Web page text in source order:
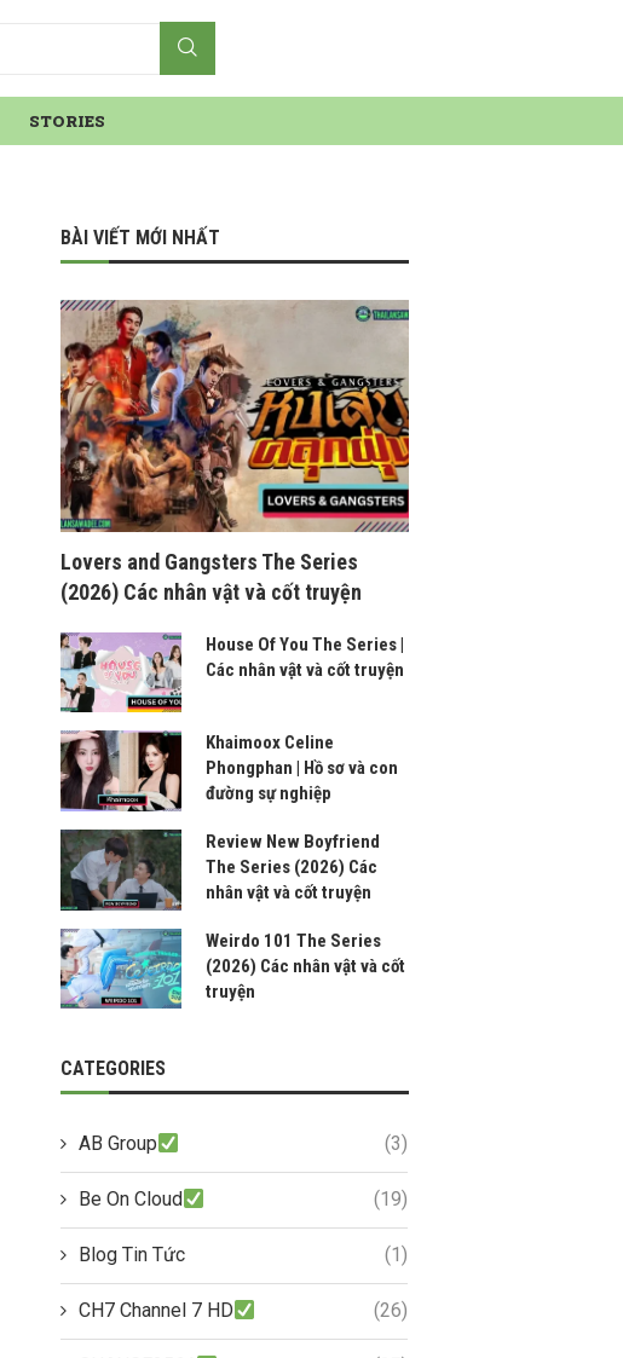
STORIES
BÀI VIẾT MỚI NHẤT
Lovers and Gangsters The Series
(2026) Các nhân vật và cốt truyện
House Of You The Series |
Các nhân vật và cốt truyện
Khaimoox Celine
Phongphan | Hồ sơ và con
đường sự nghiệp
Review New Boyfriend
The Series (2026) Các
nhân vật và cốt truyện
Weirdo 101 The Series
(2026) Các nhân vật và cốt
truyện
CATEGORIES
AB Group (3)
Be On Cloud (19)
Blog Tin Tức (1)
CH7 Channel 7 HD (26)